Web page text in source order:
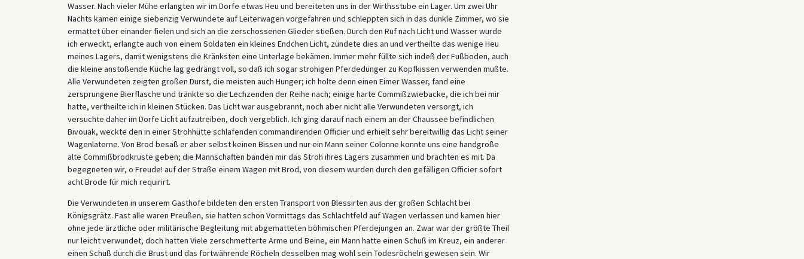
Wasser. Nach vieler Mühe erlangten wir im Dorfe etwas Heu und bereiteten uns in der Wirthsstube ein Lager. Um zwei Uhr
Nachts kamen einige siebenzig Verwundete auf Leiterwagen vorgefahren und schleppten sich in das dunkle Zimmer, wo sie
ermattet über einander fielen und sich an die zerschossenen Glieder stießen. Durch den Ruf nach Licht und Wasser wurde
ich erweckt, erlangte auch von einem Soldaten ein kleines Endchen Licht, zündete dies an und vertheilte das wenige Heu
meines Lagers, damit wenigstens die Kränksten eine Unterlage bekämen. Immer mehr füllte sich indeß der Fußboden, auch
die kleine anstoßende Küche lag gedrängt voll, so daß ich sogar strohigen Pferdedünger zu Kopfkissen verwenden mußte.
Alle Verwundeten zeigten großen Durst, die meisten auch Hunger; ich holte denn einen Eimer Wasser, fand eine
zersprungene Bierflasche und tränkte so die Lechzenden der Reihe nach; einige harte Commißzwiebacke, die ich bei mir
hatte, vertheilte ich in kleinen Stücken. Das Licht war ausgebrannt, noch aber nicht alle Verwundeten versorgt, ich
versuchte daher im Dorfe Licht aufzutreiben, doch vergeblich. Ich ging darauf nach einem an der Chaussee befindlichen
Bivouak, weckte den in einer Strohhütte schlafenden commandirenden Officier und erhielt sehr bereitwillig das Licht seiner
Wagenlaterne. Von Brod besaß er aber selbst keinen Bissen und nur ein Mann seiner Colonne konnte uns eine handgroße
alte Commißbrodkruste geben; die Mannschaften banden mir das Stroh ihres Lagers zusammen und brachten es mit. Da
begegneten wir, o Freude! auf der Straße einem Wagen mit Brod, von diesem wurden durch den gefälligen Officier sofort
acht Brode für mich requirirt.
Die Verwundeten in unserem Gasthofe bildeten den ersten Transport von Blessirten aus der großen Schlacht bei
Königsgrätz. Fast alle waren Preußen, sie hatten schon Vormittags das Schlachtfeld auf Wagen verlassen und kamen hier
ohne jede ärztliche oder militärische Begleitung mit abgematteten böhmischen Pferdejungen an. Zwar war der größte Theil
nur leicht verwundet, doch hatten Viele zerschmetterte Arme und Beine, ein Mann hatte einen Schuß im Kreuz, ein anderer
einen Schuß durch die Brust und das fortwährende Röcheln desselben mag wohl sein Todesröcheln gewesen sein. Wir